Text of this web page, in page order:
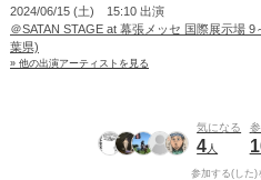
2024/06/15 (土) 15:10 出演
＠SATAN STAGE at 幕張メッセ 国際展示場 9
葉県)
» 他の出演アーティストを見る
気になる
4人
参加する(した)